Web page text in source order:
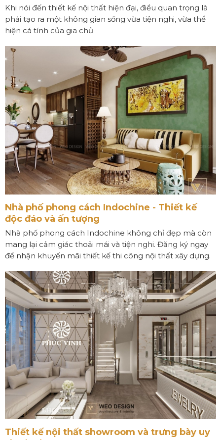
Khi nói đến thiết kế nội thất hiện đại, điều quan trọng là
phải tạo ra một không gian sống vừa tiện nghi, vừa thể
hiện cá tính của gia chủ
Nhà phố phong cách Indochine - Thiết kế
độc đáo và ấn tượng
Nhà phố phong cách Indochine không chỉ đẹp mà còn
mang lại cảm giác thoải mái và tiện nghi. Đăng ký ngay
để nhận khuyến mãi thiết kế thi công nội thất xây dựng.
Thiết kế nội thất showroom và trưng bày uy